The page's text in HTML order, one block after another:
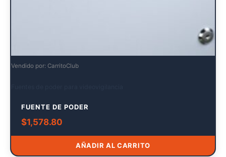
Vendido por: CarritoClub
FUENTE DE PODER
$1,578.80
AÑADIR AL CARRITO